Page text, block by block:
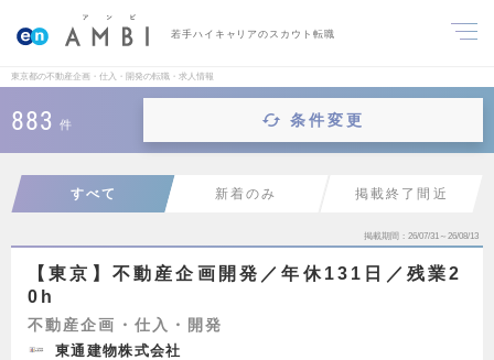
若手ハイキャリアのスカウト転職
東京都の不動産企画・仕入・開発の転職・求人情報
883 件 条件変更
すべて 新着のみ 掲載終了間近
掲載期間 26/07/31～26/08/13
【東京】不動産企画開発／年休131日／残業2
0h
不動産企画・仕入・開発
東通建物株式会社